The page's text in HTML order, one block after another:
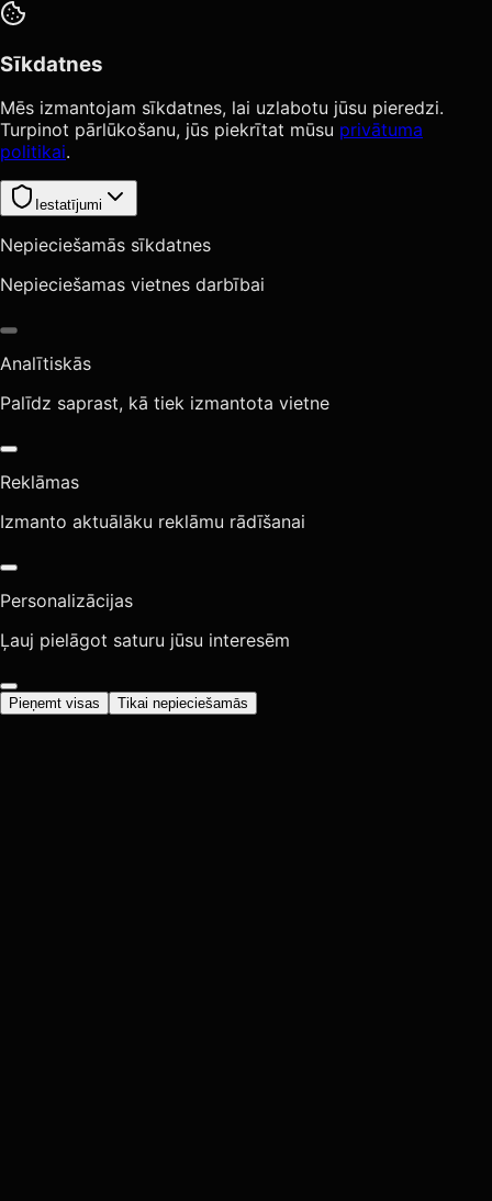
Sīkdatnes
Mēs izmantojam sīkdatnes, lai uzlabotu jūsu pieredzi.
Turpinot pārlūkošanu, jūs piekrītat mūsu privātuma
politikai.
Iestatījumi
Nepieciešamās sīkdatnes
Nepieciešamas vietnes darbībai
Analītiskās
Palīdz saprast, kā tiek izmantota vietne
Reklāmas
Izmanto aktuālāku reklāmu rādīšanai
Personalizācijas
Ļauj pielāgot saturu jūsu interesēm
Pieņemt visas Tikai nepieciešamās